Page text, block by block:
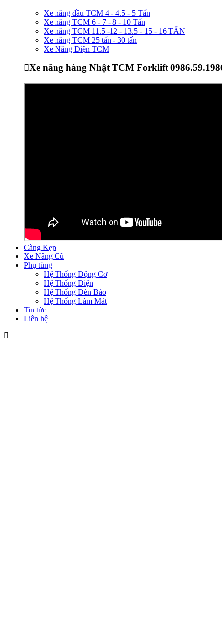
Xe nâng dầu TCM 4 - 4.5 - 5 Tấn
Xe nâng TCM 6 - 7 - 8 - 10 Tấn
Xe nâng TCM 11.5 -12 - 13.5 - 15 - 16 TẤN
Xe nâng TCM 25 tấn - 30 tấn
Xe Nâng Điện TCM
Xe nâng hàng Nhật TCM Forklift
Càng Kẹp
Xe Nâng Cũ
Phụ tùng
Hệ Thống Động Cơ
Hệ Thống Điện
Hệ Thống Đèn Báo
Hệ Thống Làm Mát
Tin tức
Liên hệ